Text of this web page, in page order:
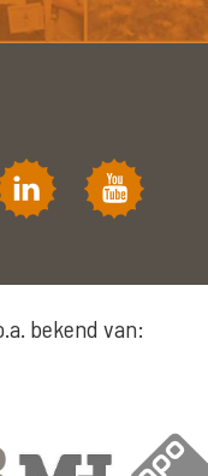
bekend van: